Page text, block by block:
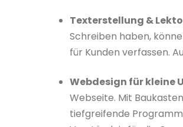
Texterstellung &
Schreiben haben,
für Kunden verfassen.
Webdesign für kleine
Webseite. Mit
tiefgreifende